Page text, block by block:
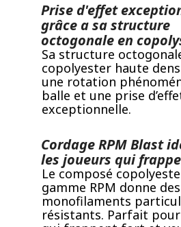
Prise d'effet
grâce a sa structure
octogonale en
Sa structure
copolyester haute
une rotation
balle et une prise
exceptionnelle.
Cordage RPM Blast
les joueurs qui
Le composé
gamme RPM donne des
monofilaments
résistants. Parfait